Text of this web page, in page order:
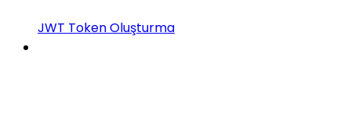
JWT Token Oluşturma